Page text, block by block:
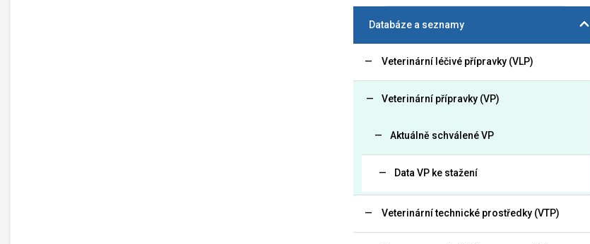
Databáze a seznamy
Veterinární léčivé přípravky (VLP)
Veterinární přípravky (VP)
Aktuálně schválené VP
Data VP ke stažení
Veterinární technické prostředky (VTP)